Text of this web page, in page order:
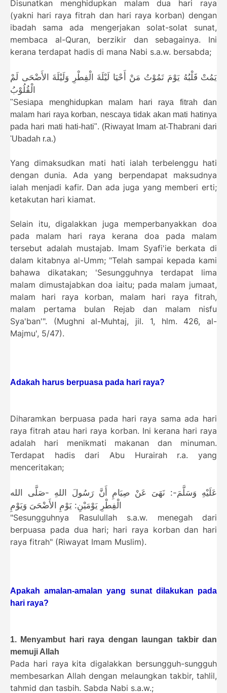
Disunatkan menghidupkan malam dua hari raya
(yakni hari raya fitrah dan hari raya korban) dengan
ibadah sama ada mengerjakan solat-solat sunat,
membaca al-Quran, berzikir dan sebagainya. Ini
kerana terdapat hadis di mana Nabi s.a.w. bersabda;
مَنْ أَحْيَا لَيْلَةَ الْفِطْرِ وَلَيْلَةَ الأَضْحَى لَمْ يَمُتْ قَلْبُهُ يَوْمَ تَمُوْتُ
الْقُلُوْبُ
"Sesiapa menghidupkan malam hari raya fitrah dan
malam hari raya korban, nescaya tidak akan mati hatinya
pada hari mati hati-hati". (Riwayat Imam at-Thabrani dari
'Ubadah r.a.)
Yang dimaksudkan mati hati ialah terbelenggu hati
dengan dunia. Ada yang berpendapat maksudnya
ialah menjadi kafir. Dan ada juga yang memberi erti;
ketakutan hari kiamat.
Selain itu, digalakkan juga memperbanyakkan doa
pada malam hari raya kerana doa pada malam
tersebut adalah mustajab. Imam Syafi'ie berkata di
dalam kitabnya al-Umm; "Telah sampai kepada kami
bahawa dikatakan; 'Sesungguhnya terdapat lima
malam dimustajabkan doa iaitu; pada malam jumaat,
malam hari raya korban, malam hari raya fitrah,
malam pertama bulan Rejab dan malam nisfu
Sya'ban'". (Mughni al-Muhtaj, jil. 1, hlm. 426, al-
Majmu', 5/47).
Adakah harus berpuasa pada hari raya?
Diharamkan berpuasa pada hari raya sama ada hari
raya fitrah atau hari raya korban. Ini kerana hari raya
adalah hari menikmati makanan dan minuman.
Terdapat hadis dari Abu Hurairah r.a. yang
menceritakan;
أَنَّ رَسُولَ اللهِ -صَلَّى الله عَلَيْهِ وَسَلَّمَ-: نَهَىَ عَنْ صِيَامِ
يَوْمَيْنِ: يَوْمِ الأَضْحَىَ وَيَوْمِ الْفِطْرِ
"Sesungguhnya Rasulullah s.a.w. menegah dari
berpuasa pada dua hari; hari raya korban dan hari
raya fitrah" (Riwayat Imam Muslim).
Apakah amalan-amalan yang sunat dilakukan pada
hari raya?
1. Menyambut hari raya dengan laungan takbir dan
memuji Allah
Pada hari raya kita digalakkan bersungguh-sungguh
membesarkan Allah dengan melaungkan takbir, tahlil,
tahmid dan tasbih. Sabda Nabi s.a.w.;